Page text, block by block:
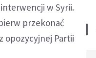
w Syrii.
przekonać
opozycyjnej Partii